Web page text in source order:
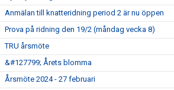
Anmälan till knatteridning period 2 är nu öppen
Prova på ridning den 19/2 (måndag vecka 8)
TRU årsmöte
&#127799; Årets blomma
Årsmöte 2024 - 27 februari